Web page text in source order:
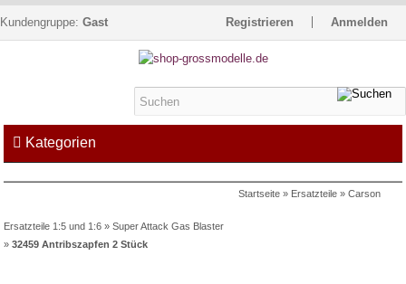
Kundengruppe: Gast Registrieren Anmelden
Kategorien
Startseite » Ersatzteile »Carson
Ersatzteile 1:5 und 1:6 »Super Attack Gas Blaster
»32459 Antribszapfen 2 Stück